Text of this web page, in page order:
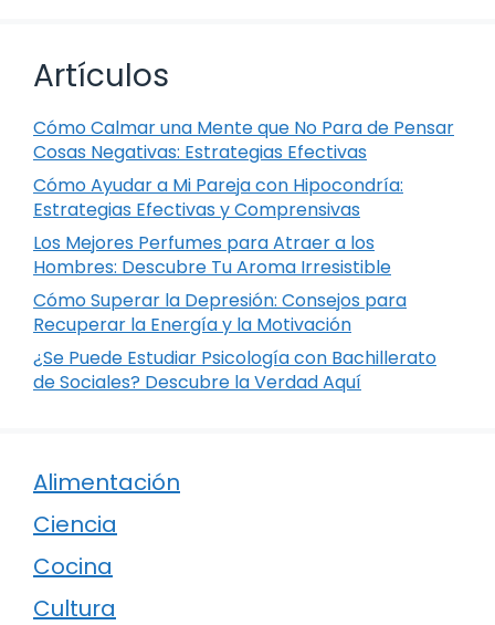
Artículos
Cómo Calmar una Mente que No Para de Pensar
Cosas Negativas: Estrategias Efectivas
Cómo Ayudar a Mi Pareja con Hipocondría:
Estrategias Efectivas y Comprensivas
Los Mejores Perfumes para Atraer a los
Hombres: Descubre Tu Aroma Irresistible
Cómo Superar la Depresión: Consejos para
Recuperar la Energía y la Motivación
¿Se Puede Estudiar Psicología con Bachillerato
de Sociales? Descubre la Verdad Aquí
Alimentación
Ciencia
Cocina
Cultura